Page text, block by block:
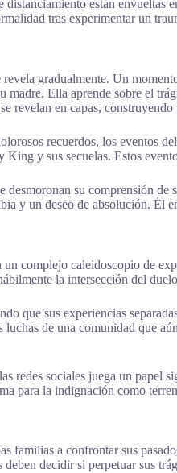
distanciamiento están
tras experimentar un
gradualmente. Un
madre. Ella aprende sobre el
revelan en capas,
recuerdos, los eventos
y sus secuelas. Estos
desmoronan su comprensión
y un deseo de absolución.
complejo caleidoscopio de
la intersección del
que sus experiencias
de una comunidad que
redes sociales juega un
para la indignación como
familias a confrontar sus
decidir si perpetuar sus